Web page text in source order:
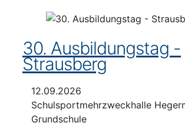
30. Ausbildungstag -
Strausberg
12.09.2026
Schulsportmehrzweckhalle
Grundschule